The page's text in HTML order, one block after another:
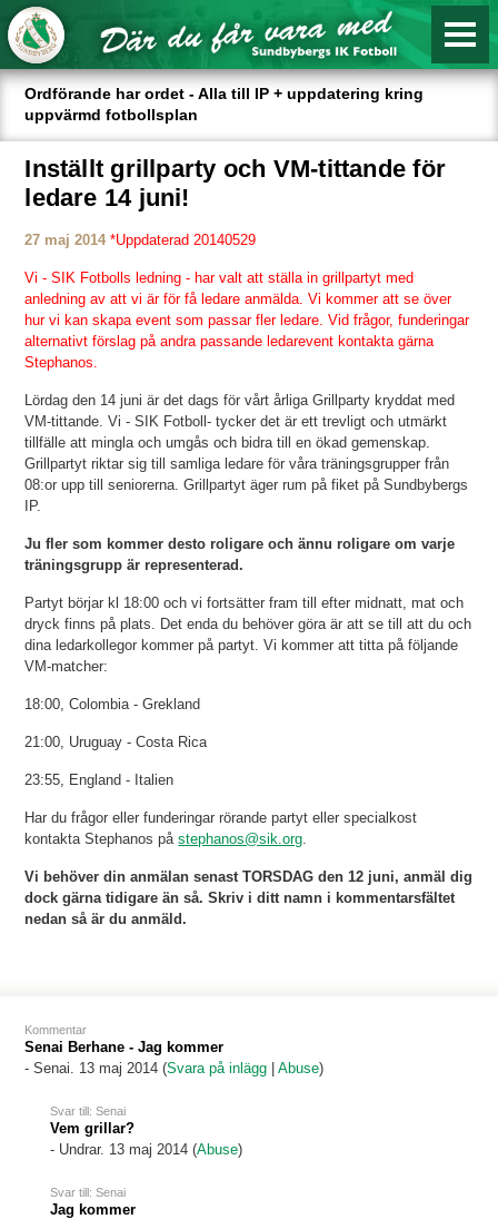
Ordförande har ordet - Alla till IP + uppdatering kring
uppvärmd fotbollsplan
Inställt grillparty och VM-tittande för
ledare 14 juni!
27 maj 2014 *Uppdaterad 20140529
Vi - SIK Fotbolls ledning - har valt att ställa in grillpartyt med
anledning av att vi är för få ledare anmälda. Vi kommer att se över
hur vi kan skapa event som passar fler ledare. Vid frågor, funderingar
alternativt förslag på andra passande ledarevent kontakta gärna
Stephanos.
Lördag den 14 juni är det dags för vårt årliga Grillparty kryddat med
VM-tittande. Vi - SIK Fotboll- tycker det är ett trevligt och utmärkt
tillfälle att mingla och umgås och bidra till en ökad gemenskap.
Grillpartyt riktar sig till samliga ledare för våra träningsgrupper från
08:or upp till seniorerna. Grillpartyt äger rum på fiket på Sundbybergs
IP.
Ju fler som kommer desto roligare och ännu roligare om varje
träningsgrupp är representerad.
Partyt börjar kl 18:00 och vi fortsätter fram till efter midnatt, mat och
dryck finns på plats. Det enda du behöver göra är att se till att du och
dina ledarkollegor kommer på partyt. Vi kommer att titta på följande
VM-matcher:
18:00, Colombia - Grekland
21:00, Uruguay - Costa Rica
23:55, England - Italien
Har du frågor eller funderingar rörande partyt eller specialkost
kontakta Stephanos påstephanos@sik.org
Vi behöver din anmälan senast TORSDAG den 12 juni, anmäl dig
dock gärna tidigare än så. Skriv i ditt namn i kommentarsfältet
nedan så är du anmäld.
Kommentar
Senai Berhane - Jag kommer
-Senai . 13 maj 2014 (Svara på inlägg |Abuse)
Svar till: Senai
Vem grillar?
- Undrar. 13 maj 2014 (Abuse)
Svar till: Senai
Jag kommer